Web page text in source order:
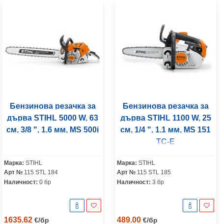
Бензинова резачка за
дърва STIHL 5000 W, 63
см, 3/8 ", 1.6 мм, MS 500i
Марка: STIHL
Арт № 115 STL 184
Наличност: 0 бр
1635.62 €/бр
Бензинова резачка за
дърва STIHL 1100 W, 25
см, 1/4 ", 1.1 мм, MS 151
TC-E
Марка: STIHL
Арт № 115 STL 185
Наличност: 3 бр
489.00 €/бр